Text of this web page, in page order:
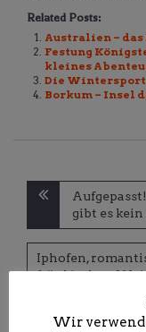
Related Posts:
Australien – das
Festung
kleines
Die
Borkum – Insel
gibt es
Iphofen,
fränkischen
Wir